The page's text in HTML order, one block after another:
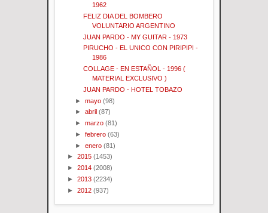
1962
FELIZ DIA DEL BOMBERO
VOLUNTARIO ARGENTINO
JUAN PARDO - MY GUITAR - 1973
PIRUCHO - EL UNICO CON PIRIPIPI -
1986
COLLAGE - EN ESTAÑOL - 1996 (
MATERIAL EXCLUSIVO )
JUAN PARDO - HOTEL TOBAZO
►mayo (98)
►abril (87)
►marzo (81)
►febrero (63)
►enero (81)
► 2015 (1453)
► 2014 (2008)
► 2013 (2234)
► 2012 (937)